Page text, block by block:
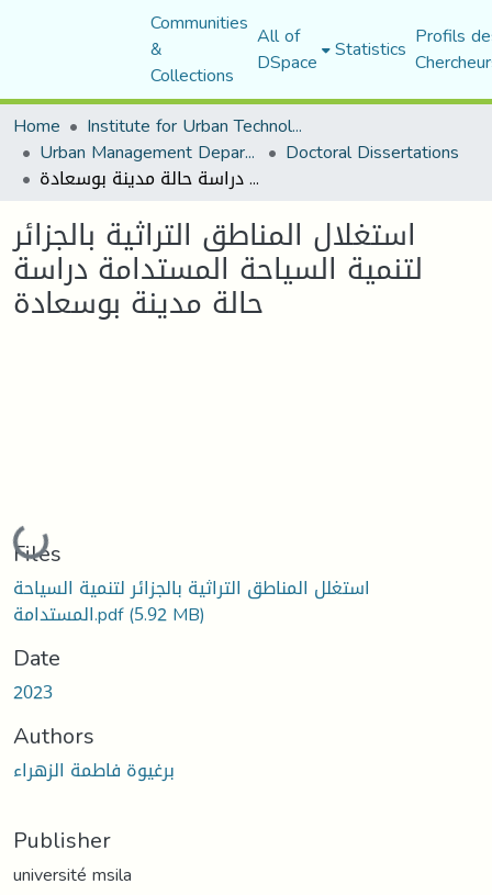
Communities
&
Collections
All of
DSpace Statistics Profils
Home
Institute for Urban Technology Management
Urban Management Department Doctoral Dissertations
استغلال المناطق التراثية بالجزائر لتنمية السياحة المستدامة دراسة حالة مدينة بوسعادة
استغلال المناطق التراثية بالجزائر
لتنمية السياحة المستدامة دراسة
حالة مدينة بوسعادة
Loading...
Files
استغلل المناطق التراثية بالجزائر لتنمية السياحة
المستدامة.pdf(5.92 MB)
Date
2023
Authors
برغيوة فاطمة الزهراء
Publisher
université msila